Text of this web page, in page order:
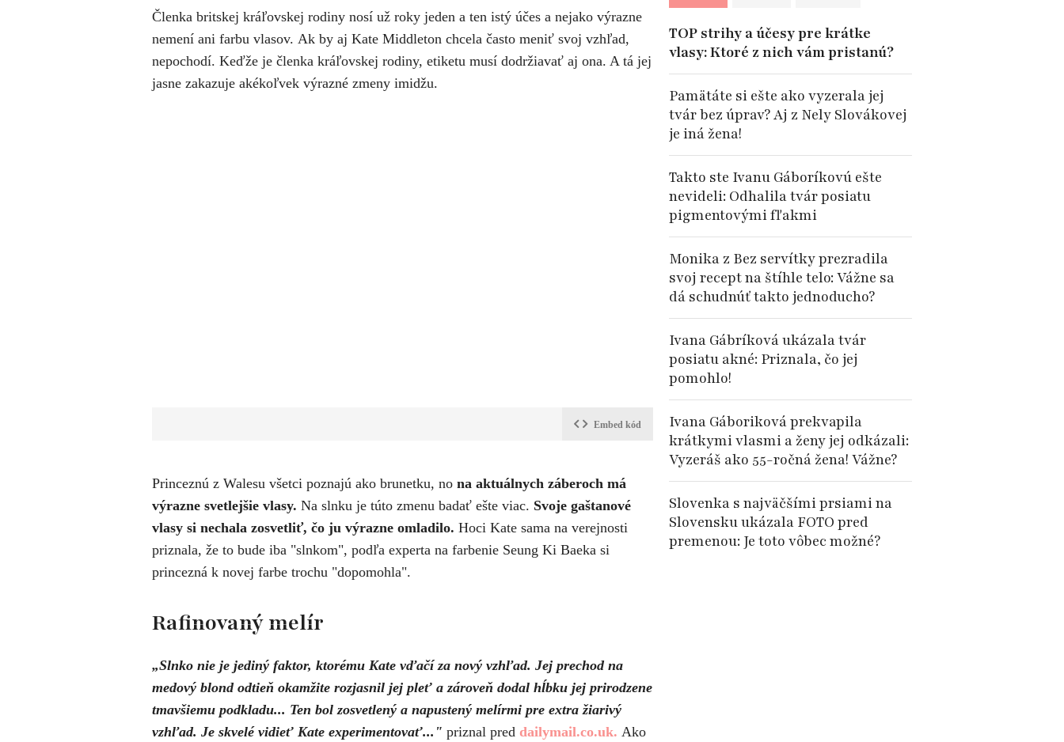
Členka britskej kráľovskej rodiny nosí už roky jeden a ten istý účes a nejako výrazne
nemení ani farbu vlasov. Ak by aj Kate Middleton chcela často meniť svoj vzhľad,
nepochodí. Keďže je členka kráľovskej rodiny, etiketu musí dodržiavať aj ona. A tá jej
jasne zakazuje akékoľvek výrazné zmeny imidžu.
Embed kód
Princeznú z Walesu všetci poznajú ako brunetku, no na aktuálnych záberoch má
výrazne svetlejšie vlasy. Na slnku je túto zmenu badať ešte viac. Svoje gaštanové
vlasy si nechala zosvetliť, čo ju výrazne omladilo. Hoci Kate sama na verejnosti
priznala, že to bude iba "slnkom", podľa experta na farbenie Seung Ki Baeka si
princezná k novej farbe trochu "dopomohla".
Rafinovaný melír
„Slnko nie je jediný faktor, ktorému Kate vďačí za nový vzhľad. Jej prechod na
medový blond odtieň okamžite rozjasnil jej pleť a zároveň dodal hĺbku jej prirodzene
tmavšiemu podkladu... Ten bol zosvetlený a napustený melírmi pre extra žiarivý
vzhľad. Je skvelé vidieť Kate experimentovať..." priznal pred dailymail.co.uk. Ako
TOP strihy a účesy pre krátke
vlasy: Ktoré z nich vám pristanú?
Pamätáte si ešte ako vyzerala jej
tvár bez úprav? Aj z Nely Slovákovej
je iná žena!
Takto ste Ivanu Gáboríkovú ešte
nevideli: Odhalila tvár posiatu
pigmentovými fľakmi
Monika z Bez servítky prezradila
svoj recept na štíhle telo: Vážne sa
dá schudnúť takto jednoducho?
Ivana Gábríková ukázala tvár
posiatu akné: Priznala, čo jej
pomohlo!
Ivana Gáboriková prekvapila
krátkymi vlasmi a ženy jej odkázali:
Vyzeráš ako 55-ročná žena! Vážne?
Slovenka s najväčšími prsiami na
Slovensku ukázala FOTO pred
premenou: Je toto vôbec možné?